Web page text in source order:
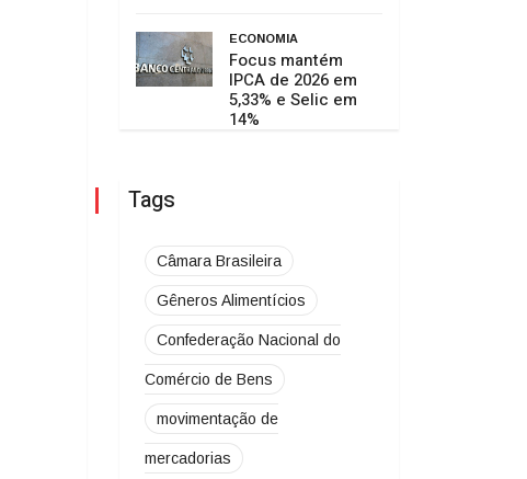
ECONOMIA
Focus mantém
IPCA de 2026 em
5,33% e Selic em
14%
Tags
Câmara Brasileira
Gêneros Alimentícios
Confederação Nacional do
Comércio de Bens
movimentação de
mercadorias